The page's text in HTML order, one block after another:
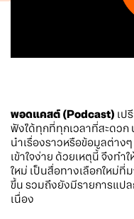
พอดแคสต์ (Podcast) เป
ฟังได้ทุกที่ทุกเวลาที่สะดวก
นำเรื่องราวหรือข้อมูลต่าง
เข้าใจง่าย ด้วยเหตุนี้ จึงท
ใหม่ เป็นสื่อทางเลือกใหม่
ขึ้น รวมถึงยังมีรายการแป
เนื่อง